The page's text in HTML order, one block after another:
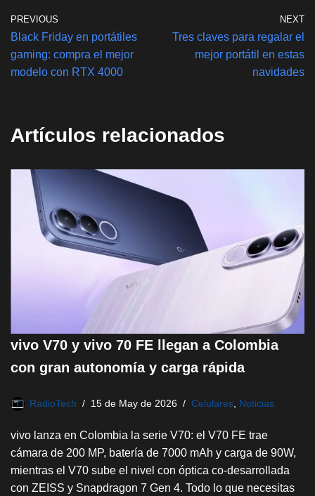
p
k
PREVIOUS
Black Friday en portátiles
gaming: compra el mejor
modelo con RTX 4000
NEXT
Tres claves para regalar el
mejor portátil en estas
navidades
Artículos relacionados
vivo V70 y vivo 70 FE llegan a Colombia
con gran autonomía y carga rápida
RadioTech 15 de May de 2026 Celulares Noticias
vivo lanza en Colombia la serie V70: el V70 FE trae
cámara de 200 MP, batería de 7000 mAh y carga de 90W,
mientras el V70 sube el nivel con óptica co-desarrollada
con ZEISS y Snapdragon 7 Gen 4. Todo lo que necesitas